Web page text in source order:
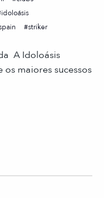
idoloásis
striker
A Idoloásis
maiores sucessos